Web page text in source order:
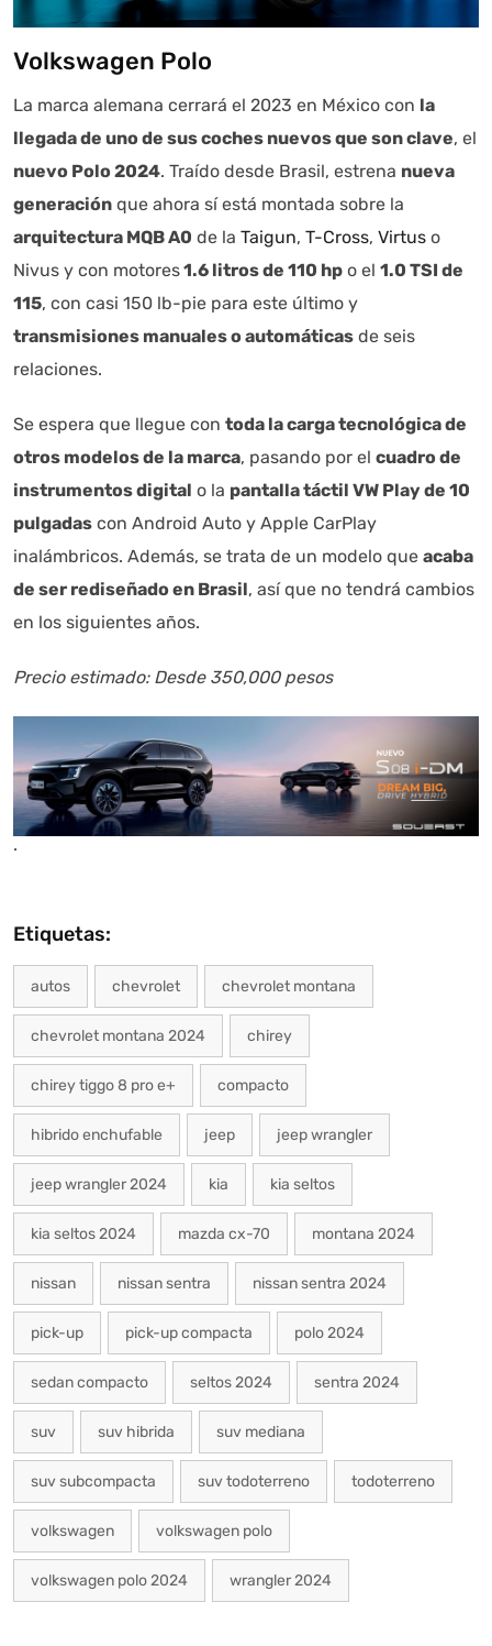
Volkswagen Polo
La marca alemana cerrará el 2023 en México con la
llegada de uno de sus coches nuevos que son clave, el
nuevo Polo 2024. Traído desde Brasil, estrena nueva
generación que ahora sí está montada sobre la
arquitectura MQB A0 de la Taigun, T-Cross, Virtus o
Nivus y con motores1.6 litros de 110 hp o el 1.0 TSI de
115, con casi 150 lb-pie para este último y
transmisiones manuales o automáticas de seis
relaciones.
Se espera que llegue con toda la carga tecnológica de
otros modelos de la marca, pasando por el cuadro de
instrumentos digital o la pantalla táctil VW Play de 10
pulgadas con Android Auto y Apple CarPlay
inalámbricos. Además, se trata de un modelo que acaba
de ser rediseñado en Brasil, así que no tendrá cambios
en los siguientes años.
Precio estimado: Desde 350,000 pesos
.
Etiquetas:
autos chevrolet chevrolet montana
chevrolet montana 2024 chirey
chirey tiggo 8 pro e+ compacto
hibrido enchufable jeep jeep wrangler
jeep wrangler 2024 kia kia seltos
kia seltos 2024 mazda cx-70 montana 2024
nissan nissan sentra nissan sentra 2024
pick-up pick-up compacta polo 2024
sedan compacto seltos 2024 sentra 2024
suv suv hibrida suv mediana
suv subcompacta suv todoterreno todoterreno
volkswagen volkswagen polo
volkswagen polo 2024 wrangler 2024